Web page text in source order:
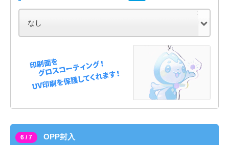
6 / 7 OPP封入